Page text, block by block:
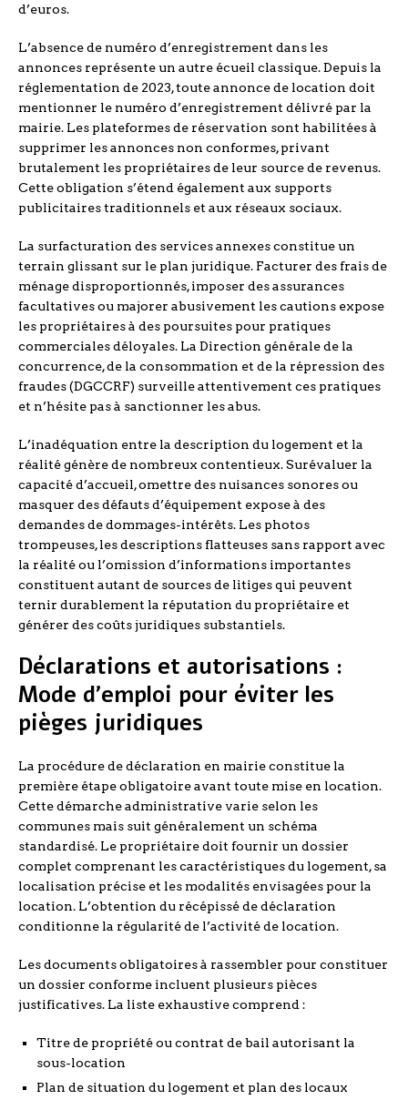
d’euros.
L’absence de numéro d’enregistrement dans les
annonces représente un autre écueil classique. Depuis la
réglementation de 2023, toute annonce de location doit
mentionner le numéro d’enregistrement délivré par la
mairie. Les plateformes de réservation sont habilitées à
supprimer les annonces non conformes, privant
brutalement les propriétaires de leur source de revenus.
Cette obligation s’étend également aux supports
publicitaires traditionnels et aux réseaux sociaux.
La surfacturation des services annexes constitue un
terrain glissant sur le plan juridique. Facturer des frais de
ménage disproportionnés, imposer des assurances
facultatives ou majorer abusivement les cautions expose
les propriétaires à des poursuites pour pratiques
commerciales déloyales. La Direction générale de la
concurrence, de la consommation et de la répression des
fraudes (DGCCRF) surveille attentivement ces pratiques
et n’hésite pas à sanctionner les abus.
L’inadéquation entre la description du logement et la
réalité génère de nombreux contentieux. Surévaluer la
capacité d’accueil, omettre des nuisances sonores ou
masquer des défauts d’équipement expose à des
demandes de dommages-intérêts. Les photos
trompeuses, les descriptions flatteuses sans rapport avec
la réalité ou l’omission d’informations importantes
constituent autant de sources de litiges qui peuvent
ternir durablement la réputation du propriétaire et
générer des coûts juridiques substantiels.
Déclarations et autorisations :
Mode d’emploi pour éviter les
pièges juridiques
La procédure de déclaration en mairie constitue la
première étape obligatoire avant toute mise en location.
Cette démarche administrative varie selon les
communes mais suit généralement un schéma
standardisé. Le propriétaire doit fournir un dossier
complet comprenant les caractéristiques du logement, sa
localisation précise et les modalités envisagées pour la
location. L’obtention du récépissé de déclaration
conditionne la régularité de l’activité de location.
Les documents obligatoires à rassembler pour constituer
un dossier conforme incluent plusieurs pièces
justificatives. La liste exhaustive comprend :
Titre de propriété ou contrat de bail autorisant la
sous-location
Plan de situation du logement et plan des locaux